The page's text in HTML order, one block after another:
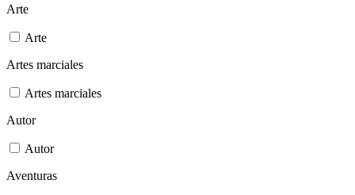
Arte
Arte
Artes marciales
Artes marciales
Autor
Autor
Aventuras